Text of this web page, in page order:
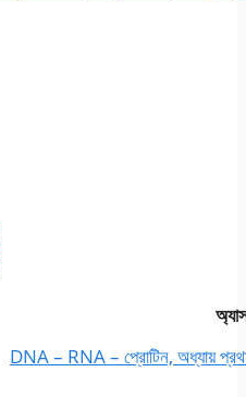
DNA – RNA – প্রোটিন, অধ্যায়